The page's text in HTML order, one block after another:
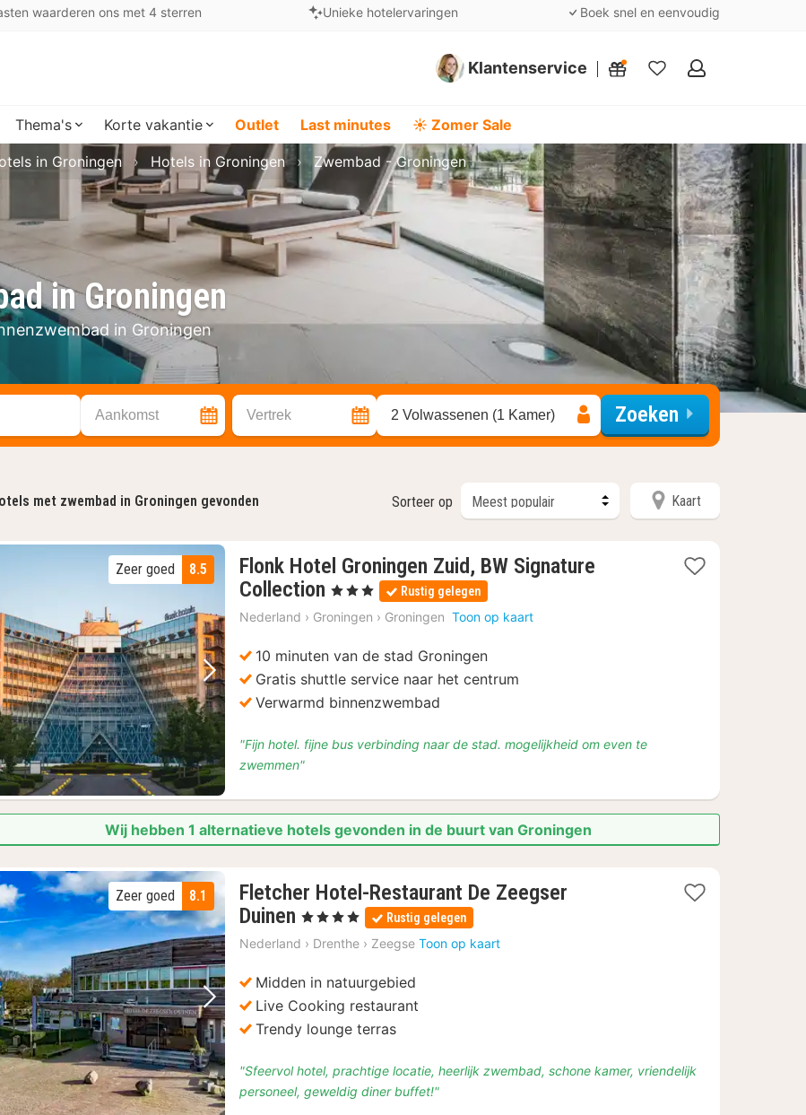
waarderen ons met 4 sterren Unieke hotelervaringen Boek snel en eenvoudig
Klantenservice
Mijn
Thema's Korte vakantie Outlet Last minutes ☀️ Zomer Sale
in Groningen
in Groningen
in Groningen Hotels in Groningen Zwembad - Groningen
Aankomst Vertrek 2 Volwassenen (1 Kamer) Zoeken
met zwembad in Groningen gevonden Sorteer op Kaart
Vorige foto Volgende foto
8.5
Zeer goed
Flonk Hotel Groningen Zuid, BW Signature
Collection 1
nacht
vanaf
€
94,73
, 3 Sterren Rustig gelegen
Nederland › Groningen › Groningen Toon op kaart
10 minuten van de stad Groningen
Gratis shuttle service naar het centrum
Verwarmd binnenzwembad
"Fijn hotel. fijne bus verbinding naar de stad. mogelijkheid om even te
zwemmen"
Wij hebben 1 alternatieve hotels gevonden in de buurt van Groningen
Vorige foto Volgende foto
8.1
Zeer goed
Fletcher Hotel-Restaurant De Zeegser
Duinen 2
nachten
vanaf
€
155
, 4 Sterren Rustig gelegen
Nederland › Drenthe › Zeegse Toon op kaart
Midden in natuurgebied
Live Cooking restaurant
Trendy lounge terras
"Sfeervol hotel, prachtige locatie, heerlijk zwembad, schone kamer, vriendelijk
personeel, geweldig diner buffet!"